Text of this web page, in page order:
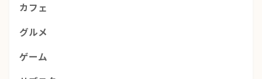
カフェ
グルメ
ゲーム